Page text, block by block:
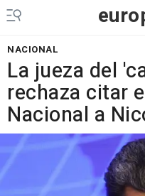
NACIONAL
La jueza del
rechaza citar
Nacional a